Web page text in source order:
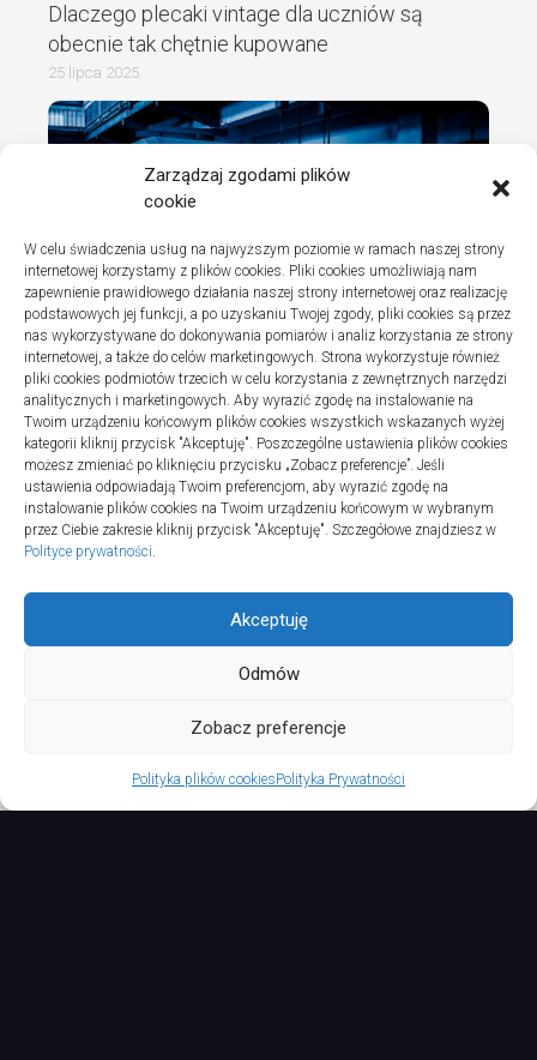
Zarządzaj zgodami plików
cookie
W celu świadczenia usług na najwyższym poziomie w ramach naszej strony
internetowej korzystamy z plików cookies. Pliki cookies umożliwiają nam
zapewnienie prawidłowego działania naszej strony internetowej oraz realizację
podstawowych jej funkcji, a po uzyskaniu Twojej zgody, pliki cookies są przez
nas wykorzystywane do dokonywania pomiarów i analiz korzystania ze strony
internetowej, a także do celów marketingowych. Strona wykorzystuje również
pliki cookies podmiotów trzecich w celu korzystania z zewnętrznych narzędzi
analitycznych i marketingowych. Aby wyrazić zgodę na instalowanie na
Twoim urządzeniu końcowym plików cookies wszystkich wskazanych wyżej
kategorii kliknij przycisk "Akceptuję". Poszczególne ustawienia plików cookies
możesz zmieniać po kliknięciu przycisku „Zobacz preferencje”. Jeśli
ustawienia odpowiadają Twoim preferencjom, aby wyrazić zgodę na
instalowanie plików cookies na Twoim urządzeniu końcowym w wybranym
przez Ciebie zakresie kliknij przycisk "Akceptuję". Szczegółowe znajdziesz w
Polityce prywatności.
Akceptuję
Odmów
Zobacz preferencje
Polityka plików cookiesPolityka Prywatności
Dlaczego plecaki vintage dla uczniów są
obecnie tak chętnie kupowane
25 lipca 2025
Turystyka
Jak wybrać dobrą firmę do instalacji
sanitarnych w szpitalach
20 lipca 2025